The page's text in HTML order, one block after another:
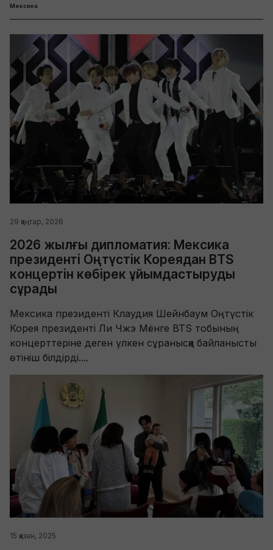
Мексика
29 қаңтар, 2026
2026 жылғы дипломатия: Мексика
президенті Оңтүстік Кореядан BTS
концертін көбірек ұйымдастыруды
сұрады
Мексика президенті Клаудия Шейнбаум Оңтүстік
Корея президенті Ли Чжэ Мёнге BTS тобының
концерттеріне деген үлкен сұранысқа байланысты
өтініш білдірді....
15 қазан, 2025